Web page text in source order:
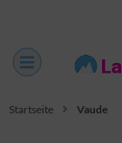
Startseite Vaude